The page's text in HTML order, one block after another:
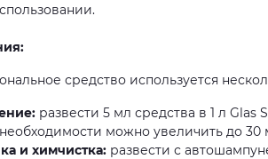
средство используется
развести 5 мл средства в 1 л
можно увеличить до 30
и химчистка: развести с